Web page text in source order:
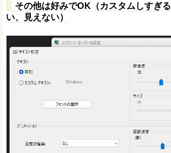
その他は好みでOK（カスタムしすぎ
い、見えない）